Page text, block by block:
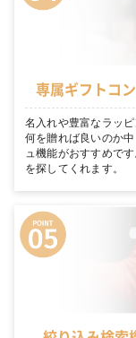
専属ギフトコ
名入れや豊富なラッ
何を贈れば良いのか
ュ機能がおすすめで
を探してくれます。